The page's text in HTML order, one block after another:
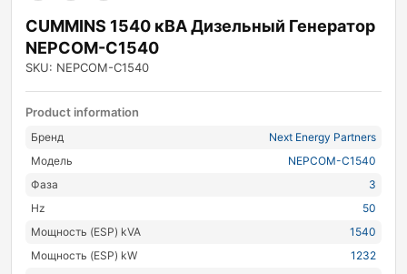
CUMMINS 1540 кВА Дизельный Генератор
NEPCOM-C1540
SKU: NEPCOM-C1540
Product information
Бренд
Next Energy Partners
Модель
NEPCOM-C1540
Фаза
3
Hz
50
Мощность (ESP) kVA
1540
Мощность (ESP) kW
1232